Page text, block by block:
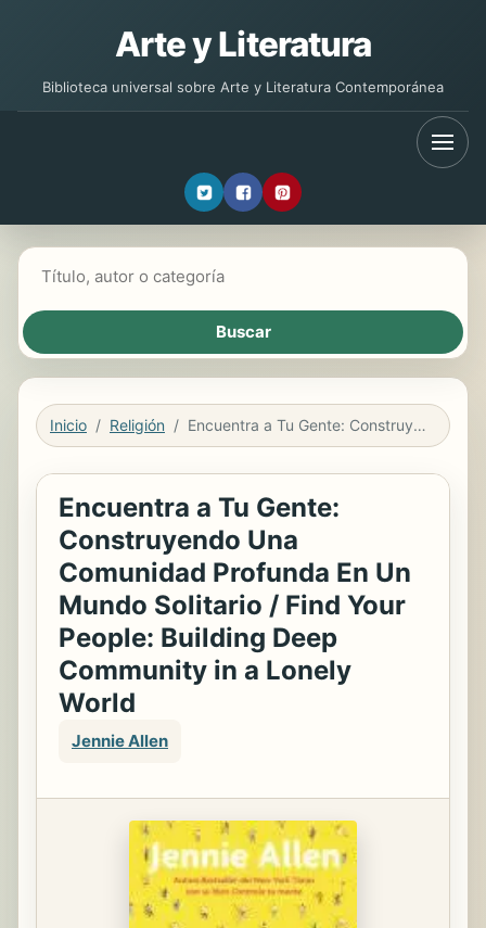
Arte y Literatura
Biblioteca universal sobre Arte y Literatura Contemporánea
Inicio Religión Encuentra a Tu Gente: Construyendo Una Comunidad Profunda En Un Mundo Solitario / Find Your People: Building Deep Community in a Lonely World
Encuentra a Tu Gente:
Construyendo Una
Comunidad Profunda En Un
Mundo Solitario / Find Your
People: Building Deep
Community in a Lonely
World
Jennie Allen